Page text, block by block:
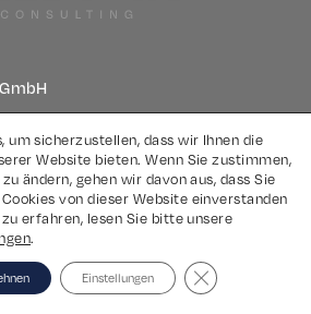
Main
um sicherzustellen, dass wir Ihnen die
Website bieten. Wenn Sie zustimmen,
ändern, gehen wir davon aus, dass Sie
von dieser Website einverstanden
erfahren, lesen Sie bitte unsere
.
Einstellungen Close GDPR